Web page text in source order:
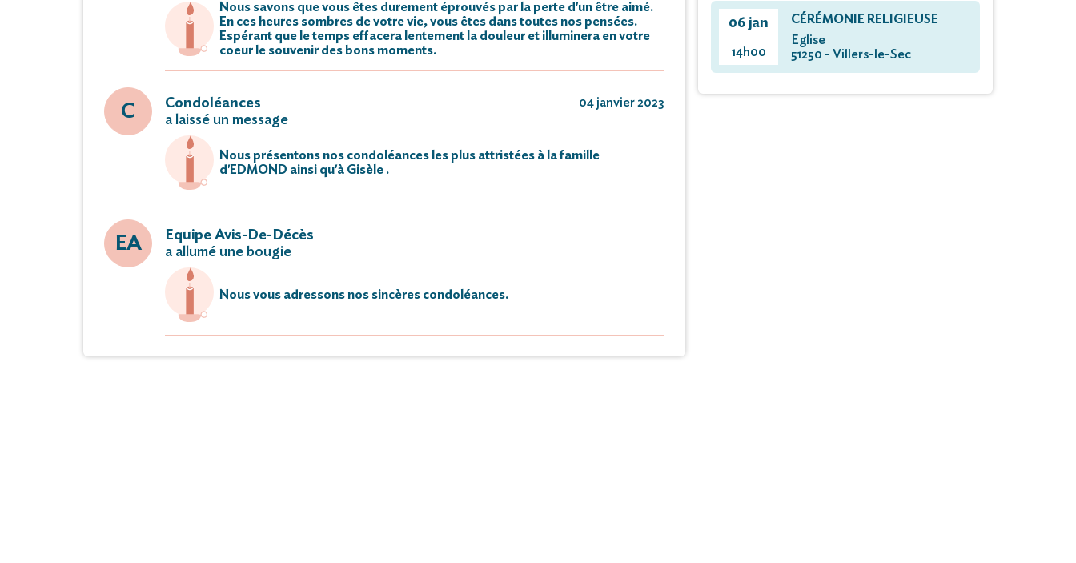
Nous savons que vous êtes durement éprouvés par la perte d'un être aimé.
En ces heures sombres de votre vie, vous êtes dans toutes nos pensées.
Espérant que le temps effacera lentement la douleur et illuminera en votre
coeur le souvenir des bons moments.
C
Condoléances
a laissé un message
04 janvier 2023
Nous présentons nos condoléances les plus attristées à la famille
d'EDMOND ainsi qu'à Gisèle .
EA
Equipe Avis-De-Décès
a allumé une bougie
Nous vous adressons nos sincères condoléances.
06 jan
14h00
CÉRÉMONIE RELIGIEUSE
Eglise
51250 - Villers-le-Sec